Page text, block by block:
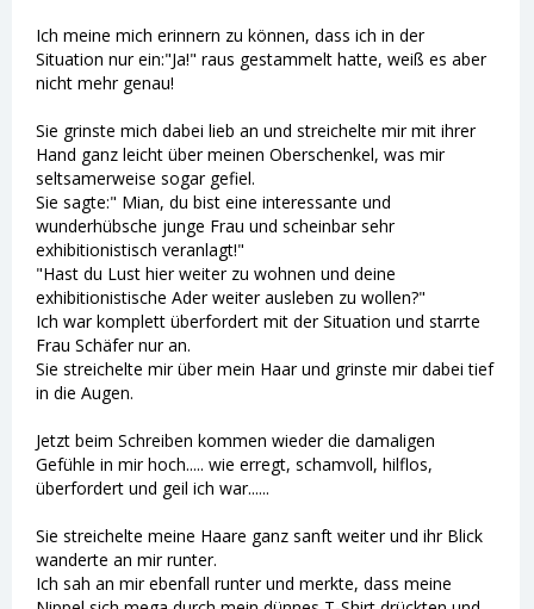
Ich meine mich erinnern zu können, dass ich in der
Situation nur ein:"Ja!" raus gestammelt hatte, weiß es aber
nicht mehr genau!
Sie grinste mich dabei lieb an und streichelte mir mit ihrer
Hand ganz leicht über meinen Oberschenkel, was mir
seltsamerweise sogar gefiel.
Sie sagte:" Mian, du bist eine interessante und
wunderhübsche junge Frau und scheinbar sehr
exhibitionistisch veranlagt!"
"Hast du Lust hier weiter zu wohnen und deine
exhibitionistische Ader weiter ausleben zu wollen?"
Ich war komplett überfordert mit der Situation und starrte
Frau Schäfer nur an.
Sie streichelte mir über mein Haar und grinste mir dabei tief
in die Augen.
Jetzt beim Schreiben kommen wieder die damaligen
Gefühle in mir hoch..... wie erregt, schamvoll, hilflos,
überfordert und geil ich war......
Sie streichelte meine Haare ganz sanft weiter und ihr Blick
wanderte an mir runter.
Ich sah an mir ebenfall runter und merkte, dass meine